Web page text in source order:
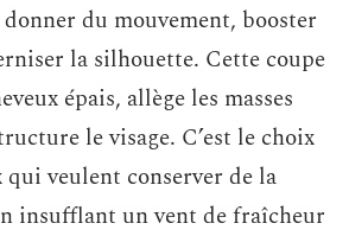
du mouvement, booster
la silhouette. Cette coupe
épais, allège les masses
le visage. C’est le choix
qui veulent conserver de la
insufflant un vent de fraîcheur